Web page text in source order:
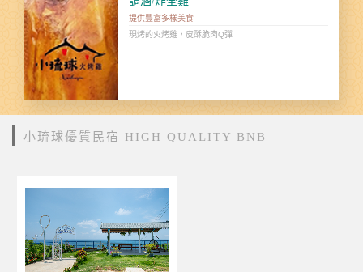
提供豐富多樣美食
現烤的火烤雞，皮酥脆肉Q彈
小琉球優質民宿 HIGH QUALITY BNB